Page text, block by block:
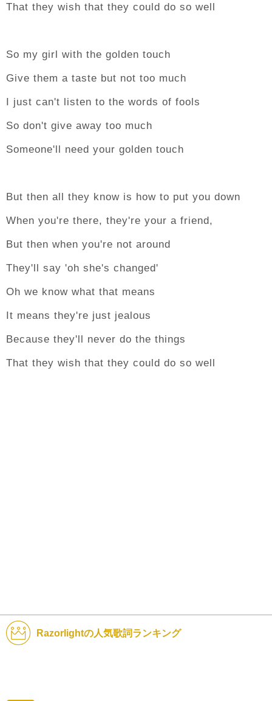
That they wish that they could do so well
So my girl with the golden touch
Give them a taste but not too much
I just can't listen to the words of fools
So don't give away too much
Someone'll need your golden touch
But then all they know is how to put you down
When you're there, they're your a friend,
But then when you're not around
They'll say 'oh she's changed'
Oh we know what that means
It means they're just jealous
Because they'll never do the things
That they wish that they could do so well
Razorlightの人気歌詞ランキング